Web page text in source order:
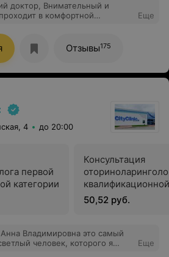
доктор, Внимательный и
в комфортной
заботится о комфортном
Еще
Отзывы175
4 до 20:00
первой
категории
Консультация
50,52 руб.
Владимировна это самый
человек, которого я
Еще